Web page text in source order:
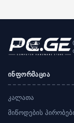
ინფორმაცია
კალათა
მიწოდების